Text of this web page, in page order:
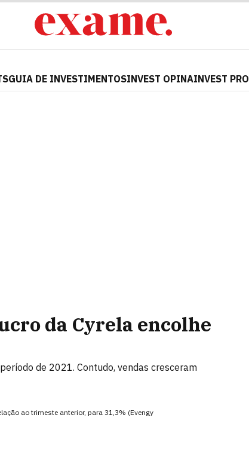
GUIA DE INVESTIMENTOSINVEST OPINAINVEST PRO
da Cyrela encolhe
de 2021. Contudo, vendas cresceram
ao trimeste anterior, para 31,3% (Evengy